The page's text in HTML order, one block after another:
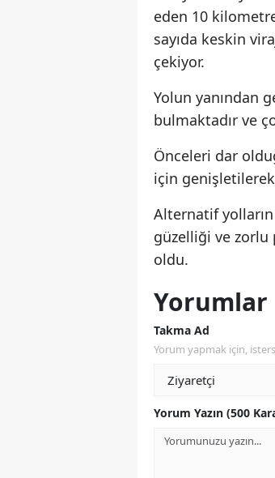
eden 10
sayıda keskin
çekiyor.
Yolun yanından
bulmaktadır ve
Önceleri dar
için
Alternatif
güzelliği ve zorlu
oldu.
Yorumlar
Takma Ad
Yorum yapmak için,
Yorum Yazın (500